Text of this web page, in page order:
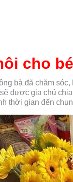
cho
bà đã chăm
được gia chủ
thời gian đến